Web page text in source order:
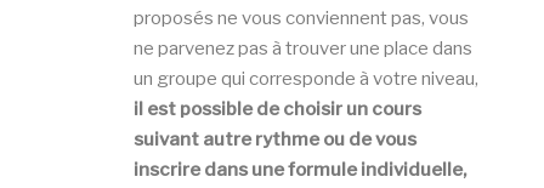
proposés ne vous conviennent pas, vous
ne parvenez pas à trouver une place dans
un groupe qui corresponde à votre niveau,
il est possible de choisir un cours
suivant autre rythme ou de vous
inscrire dans une formule individuelle,